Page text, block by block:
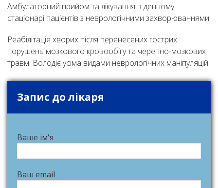
Амбулаторний прийом та лікування в денному
стаціонарі пацієнтів з неврологічними захворюваннями.
Реабілітація хворих після перенесених гострих
порушень мозкового кровообігу та черепно-мозкових
травм. Володіє усіма видами неврологічних маніпуляцій.
Запис до лікаря
Ваше ім'я
Ваш email